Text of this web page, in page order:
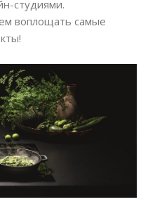
студиями.
воплощать самые